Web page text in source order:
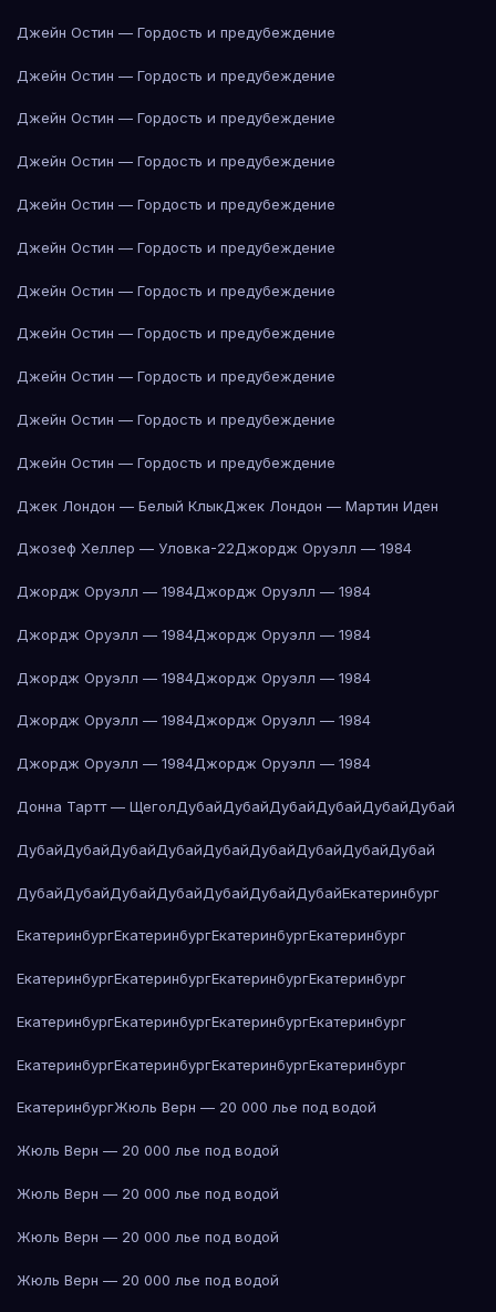
Джейн Остин — Гордость и предубеждение
Джейн Остин — Гордость и предубеждение
Джейн Остин — Гордость и предубеждение
Джейн Остин — Гордость и предубеждение
Джейн Остин — Гордость и предубеждение
Джейн Остин — Гордость и предубеждение
Джейн Остин — Гордость и предубеждение
Джейн Остин — Гордость и предубеждение
Джейн Остин — Гордость и предубеждение
Джейн Остин — Гордость и предубеждение
Джейн Остин — Гордость и предубеждение
Джек Лондон — Белый КлыкДжек Лондон — Мартин Иден
Джозеф Хеллер — Уловка-22Джордж Оруэлл — 1984
Джордж Оруэлл — 1984Джордж Оруэлл — 1984
Джордж Оруэлл — 1984Джордж Оруэлл — 1984
Джордж Оруэлл — 1984Джордж Оруэлл — 1984
Джордж Оруэлл — 1984Джордж Оруэлл — 1984
Джордж Оруэлл — 1984Джордж Оруэлл — 1984
Донна Тартт — ЩеголДубайДубайДубайДубайДубайДубай
ДубайДубайДубайДубайДубайДубайДубайДубайДубай
ДубайДубайДубайДубайДубайДубайДубайЕкатеринбург
ЕкатеринбургЕкатеринбургЕкатеринбургЕкатеринбург
ЕкатеринбургЕкатеринбургЕкатеринбургЕкатеринбург
ЕкатеринбургЕкатеринбургЕкатеринбургЕкатеринбург
ЕкатеринбургЕкатеринбургЕкатеринбургЕкатеринбург
ЕкатеринбургЖюль Верн — 20 000 лье под водой
Жюль Верн — 20 000 лье под водой
Жюль Верн — 20 000 лье под водой
Жюль Верн — 20 000 лье под водой
Жюль Верн — 20 000 лье под водой